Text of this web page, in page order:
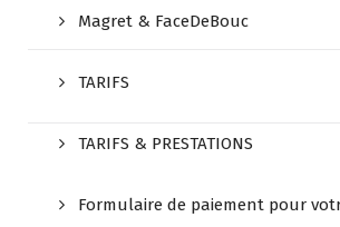
Magret & FaceDeBouc
TARIFS
TARIFS & PRESTATIONS
Formulaire de paiement pour